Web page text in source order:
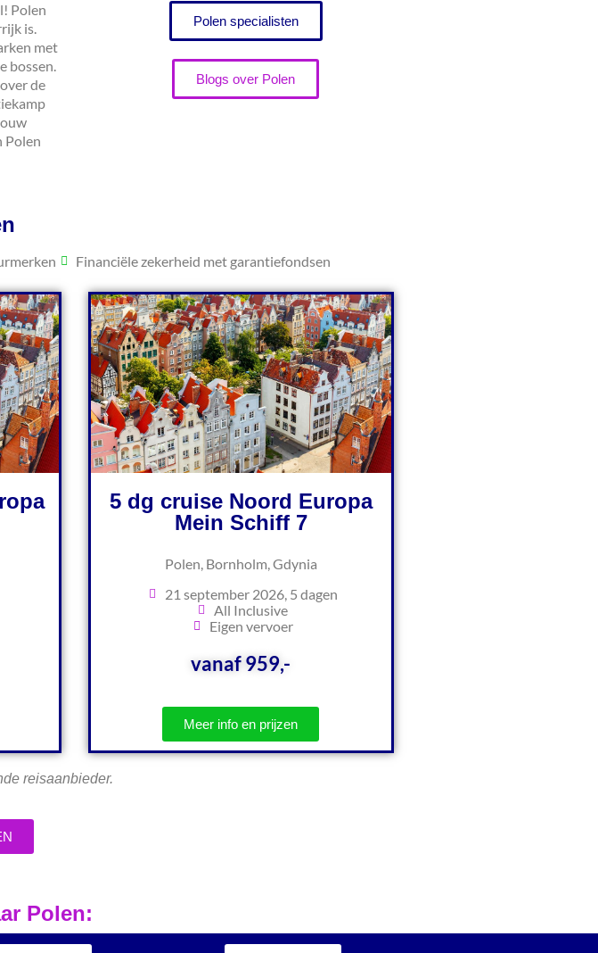
Polen
is.
met
bossen.
de
Polen
Polen specialisten
Blogs over Polen
Financiële zekerheid met garantiefondsen
5 dg cruise Noord Europa
Mein Schiff 7
Polen, Bornholm, Gdynia
21 september 2026, 5 dagen
All Inclusive
Eigen vervoer
vanaf 959,-
Meer info en prijzen
reisaanbieder.
Polen: